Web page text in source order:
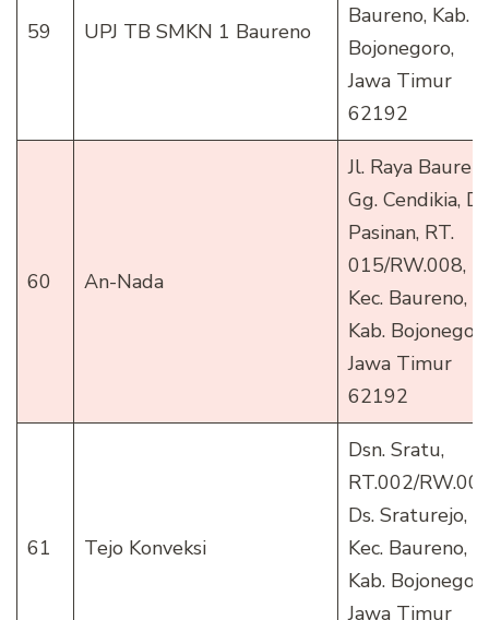
59 UPJ TB SMKN 1 Baureno
Baureno, Kab.
Bojonegoro,
Jawa Timur
62192
60 An-Nada
Jl. Raya
Gg. Cendikia,
Pasinan, RT.
015/RW.008,
Kec. Baureno,
Kab.
Jawa Timur
62192
61 Tejo Konveksi
Dsn. Sratu,
RT.002/
Ds. Sraturejo,
Kec. Baureno,
Kab.
Jawa Timur